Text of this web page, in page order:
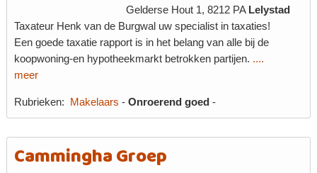
Gelderse Hout 1, 8212 PA Lelystad
Taxateur Henk van de Burgwal uw specialist in taxaties!
Een goede taxatie rapport is in het belang van alle bij de
koopwoning-en hypotheekmarkt betrokken partijen. ....
meer
Rubrieken: Makelaars -Onroerend goed -
Cammingha Groep